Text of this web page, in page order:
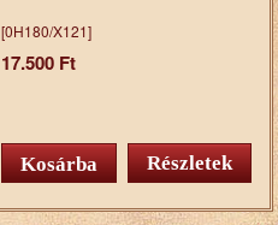
[0H180/X121]
17.500 Ft
Részletek